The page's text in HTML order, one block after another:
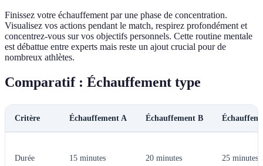
Finissez votre échauffement par une phase de concentration.
Visualisez vos actions pendant le match, respirez profondément et
concentrez-vous sur vos objectifs personnels. Cette routine mentale
est débattue entre experts mais reste un ajout crucial pour de
nombreux athlètes.
Comparatif : Échauffement type
Critère Échauffement A Échauffement B
Durée 15 minutes 20 minutes 25 minutes